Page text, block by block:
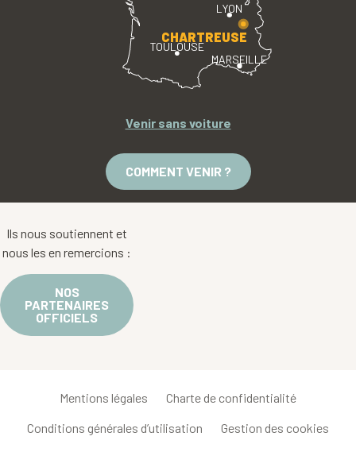
LYON
TOULOUSE
MARSEILLE
CHARTREUSE
Venir sans voiture
COMMENT VENIR ?
Ils nous soutiennent et
nous les en remercions :
NOS
PARTENAIRES
OFFICIELS
Mentions légales Charte de confidentialité
Conditions générales d’utilisation Gestion des cookies